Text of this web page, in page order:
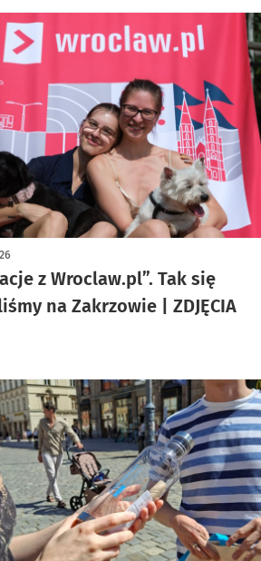
z Wroclaw.pl”. Tak się
na Zakrzowie | ZDJĘCIA
z galerią zdjęć